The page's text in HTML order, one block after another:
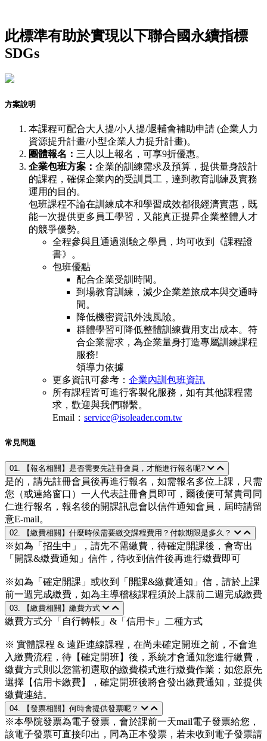
此標準有助於實現以下聯合國永續指標
SDGs
方案說明
本課程可配合大人提/小人提/退輔會補助申請 (企業人力
資源提升計畫/小型企業人力提升計畫)。
團體報名： 三人以上報名，可享9折優惠。
企業包班方案： 企業的訓練需求及預算，提供量身設計
的課程，確保企業內的受訓員工，達到教育訓練及實務
運用的目的。
包班課程不論在訓練成本和學習成效都很經濟實惠，既
能一次提供更多員工學習，又能真正提昇企業整體人才
的競爭優勢。
全程參與且通過測驗之學員，均可收到《課程證
書》。
包班優點
配合企業受訓時間。
到場教育訓練，減少企業差旅成本與交通時
間。
降低機密資訊外洩風險。
群體學習可降低整體訓練費用支出成本。符
合企業需求，為企業量身打造專屬訓練課程
服務!
領導力依據
更多資訊可參考： 企業內訓包班資訊
所有課程皆可進行客製化服務，如有其他課程需
求，歡迎與我們聯繫。
Email： service@isoleader.com.tw
常見問題
01. 【報名相關】是否需要先註冊會員，才能進行報名呢?
是的，請先註冊會員後再進行報名，如需報名多位上課，只需
您（或連絡窗口）一人代表註冊會員即可，爾後便可幫貴司同
仁進行報名，報名後的開課訊息會以信件通知會員，屆時請留
意E-mail。
02. 【繳費相關】什麼時候需要繳交課程費用？付款期限是多久？
※如為「招生中」，請先不需繳費，待確定開課後，會寄出
「開課&繳費通知」信件，待收到信件後再進行繳費即可
※如為「確定開課」或收到「開課&繳費通知」信，請於上課
前一週完成繳費，如為主導稽核課程須於上課前二週完成繳費
03. 【繳費相關】繳費方式
繳費方式分「自行轉帳」&「信用卡」二種方式
※ 實體課程 & 遠距連線課程，在尚未確定開班之前，不會進
入繳費流程，待【確定開班】後，系統才會通知您進行繳費，
繳費方式則以您當初選取的繳費模式進行繳費作業；如您原先
選擇【信用卡繳費】，確定開班後將會發出繳費通知，並提供
繳費連結。
04. 【發票相關】何時會提供發票呢？
※本學院發票為電子發票，會於課前一天mail電子發票給您，
該電子發票可直接印出，同為正本發票，若未收到電子發票請